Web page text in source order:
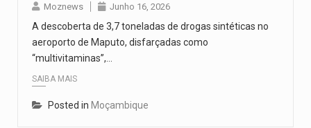
Moznews Junho 16, 2026
A descoberta de 3,7 toneladas de drogas sintéticas no
aeroporto de Maputo, disfarçadas como
“multivitaminas”,…
SAIBA MAIS
Posted in Moçambique